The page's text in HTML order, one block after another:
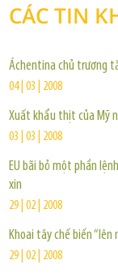
CÁC TIN
Áchentina chủ trương
04 | 03 | 2008
Xuất khẩu thịt của Mỹ
03 | 03 | 2008
EU bãi bỏ một phần
xin
29 | 02 | 2008
Khoai tây chế biến “lên
29 | 02 | 2008